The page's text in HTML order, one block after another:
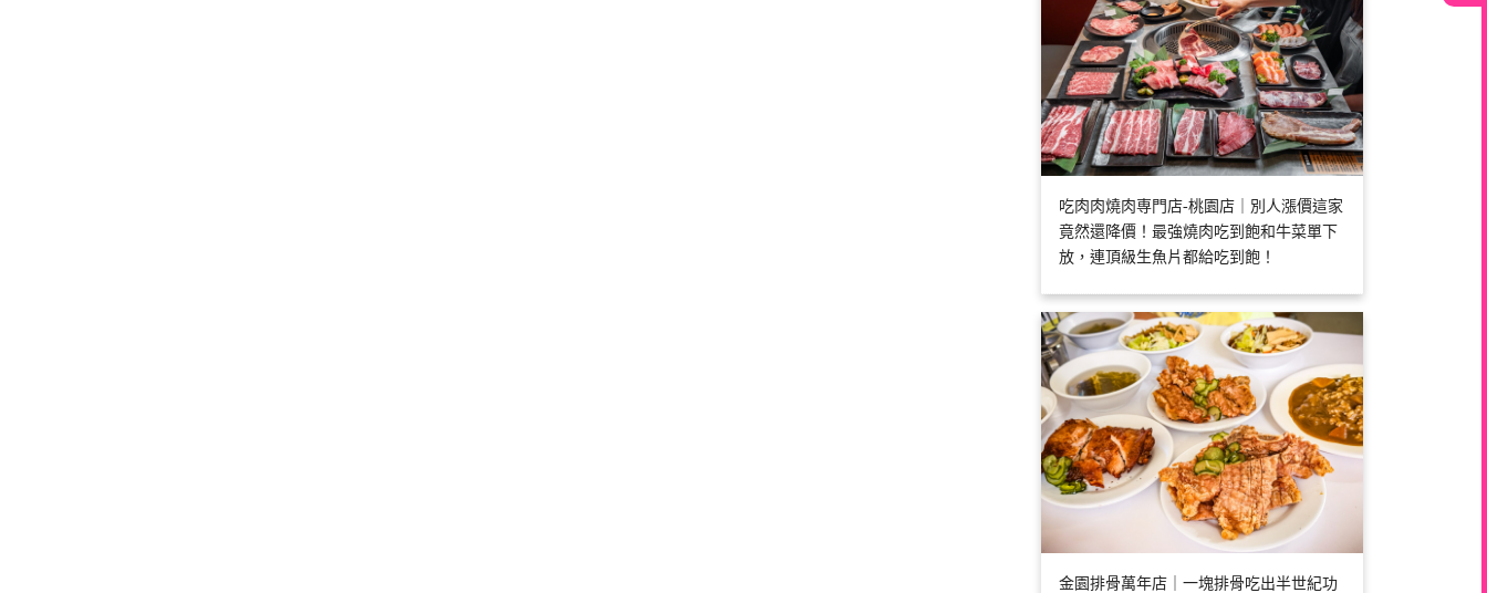
吃肉肉燒肉専門店-桃園店｜別人漲價這家
竟然還降價！最強燒肉吃到飽和牛菜單下
放，連頂級生魚片都給吃到飽！
金園排骨萬年店｜一塊排骨吃出半世紀功